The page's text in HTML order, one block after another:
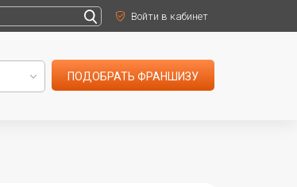
Войти в кабинет
ПОДОБРАТЬ ФРАНШИЗУ